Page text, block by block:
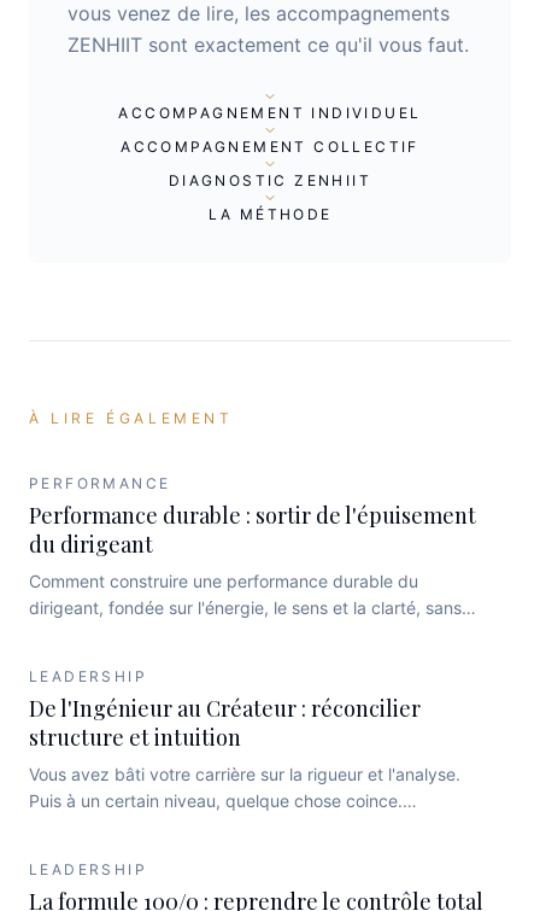
vous venez de lire, les accompagnements
ZENHIIT sont exactement ce qu'il vous faut.
ACCOMPAGNEMENT INDIVIDUEL
ACCOMPAGNEMENT COLLECTIF
DIAGNOSTIC ZENHIIT
LA MÉTHODE
À LIRE ÉGALEMENT
PERFORMANCE
Performance durable : sortir de l'épuisement
du dirigeant
Comment construire une performance durable du
dirigeant, fondée sur l'énergie, le sens et la clarté, sans
LEADERSHIP
De l'Ingénieur au Créateur : réconcilier
structure et intuition
Vous avez bâti votre carrière sur la rigueur et l'analyse.
Puis à un certain niveau, quelque chose coince.
et la présence pour décider plus juste.
LEADERSHIP
La formule 100/0 : reprendre le contrôle total